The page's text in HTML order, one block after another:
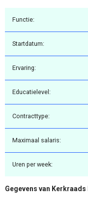
Functie:
Startdatum:
Ervaring:
Educatielevel:
Contracttype:
Maximaal salaris:
Uren per week:
Gegevens van